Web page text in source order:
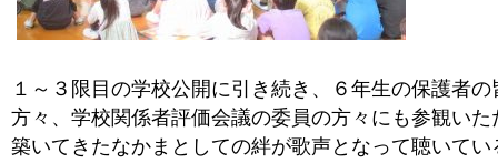
１～３限目の学校公開に引き続き、６年生の保護者
方々、学校関係者評価会議の委員の方々にも参観い
築いてきたなかまとしての絆が歌声となって聴いて